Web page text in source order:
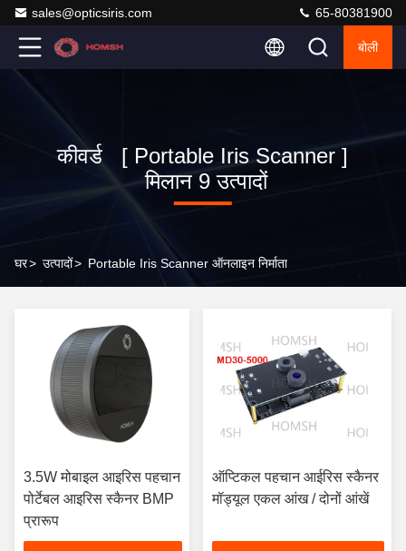
sales@opticsiris.com 65-80381900
बोली
कीवर्ड [ Portable Iris Scanner ]
मिलान 9 उत्पादों
घर> उत्पादों> Portable Iris Scanner ऑनलाइन निर्माता
3.5W मोबाइल आइरिस पहचान
पोर्टेबल आइरिस स्कैनर BMP
प्रारूप
ऑप्टिकल पहचान आईरिस स्कैनर
मॉड्यूल एकल आंख / दोनों आंखें